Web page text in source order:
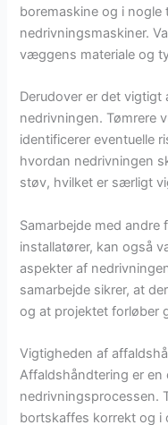
boremaskine og i
nedrivningsmaskiner.
væggens materiale og
Derudover er det vigtigt
nedrivningen. Tømrere
identificerer eventuelle
hvordan nedrivningen
støv, hvilket er særligt
Samarbejde med andre
installatører, kan også
aspekter af
samarbejde sikrer, at
og at projektet forløber
Vigtigheden af
Affaldshåndtering er en
nedrivningsprocessen.
bortskaffes korrekt og i